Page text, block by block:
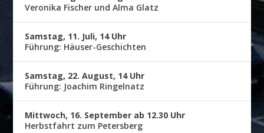
Veronika Fischer und Alma Glatz
Samstag, 11. Juli, 14 Uhr
Führung: Häuser-Geschichten
Samstag, 22. August, 14 Uhr
Führung: Joachim Ringelnatz
Mittwoch, 16. September ab 12.30 Uhr
Herbstfahrt zum Petersberg